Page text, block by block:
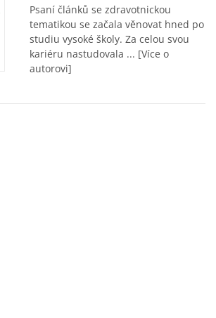
Psaní článků se zdravotnickou
tematikou se začala věnovat hned po
studiu vysoké školy. Za celou svou
kariéru nastudovala ... [Více o
autorovi]